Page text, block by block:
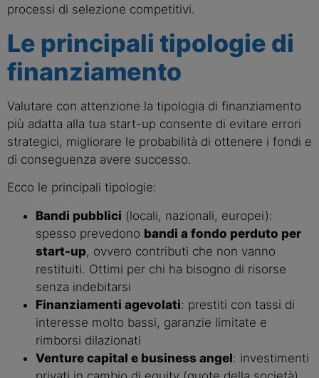
processi di selezione competitivi.
Le principali tipologie di
finanziamento
Valutare con attenzione la tipologia di finanziamento
più adatta alla tua start-up consente di evitare errori
strategici, migliorare le probabilità di ottenere i fondi e
di conseguenza avere successo.
Ecco le principali tipologie:
Bandi pubblici (locali, nazionali, europei):
spesso prevedono bandi a fondo perduto per
start-up, ovvero contributi che non vanno
restituiti. Ottimi per chi ha bisogno di risorse
senza indebitarsi
Finanziamenti agevolati: prestiti con tassi di
interesse molto bassi, garanzie limitate e
rimborsi dilazionati
Venture capital e business angel: investimenti